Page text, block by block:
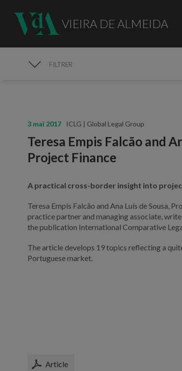
VIEIRA DE ALMEIDA
FILTRER
3 mai 2017 ICLG | Global Legal Group
Teresa Empis Falcão and
Project Finance
A practical cross-border insight into
Teresa Empis Falcão and Ana Luís de Sousa,
practice partner and managing associate,
the publication International Comparative
The article develops 19 topics reflecting a
Portuguese market.
Article